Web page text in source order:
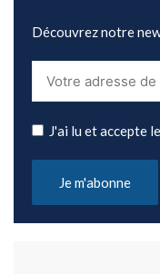
Découvrez notre
J'ai lu et accepte